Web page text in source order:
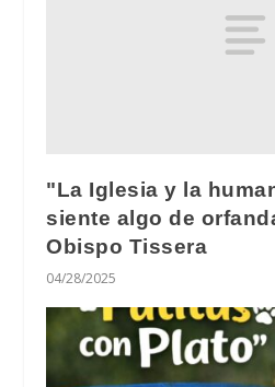
"La Iglesia y la
siente algo de
Obispo Tissera
04/28/2025